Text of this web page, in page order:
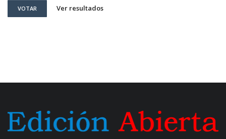
VOTAR Ver resultados